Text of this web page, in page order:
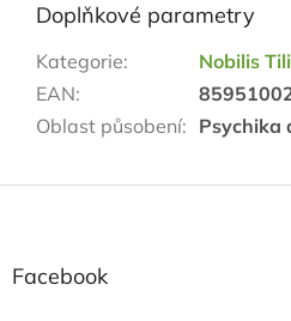
Doplňkové parametry
Kategorie:
Nobilis
EAN:
Oblast působení: Psychika
Facebook